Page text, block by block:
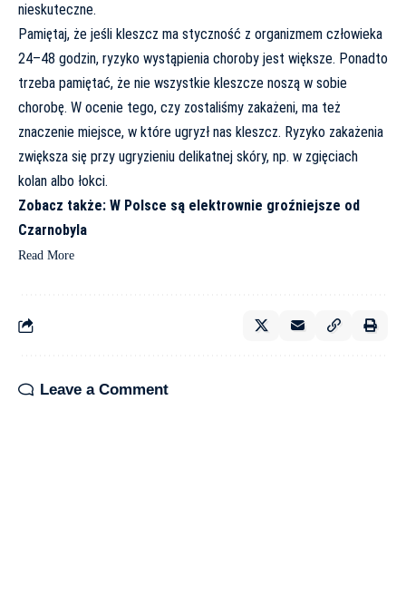
nieskuteczne.
Pamiętaj, że jeśli kleszcz ma styczność z organizmem człowieka
24–48 godzin, ryzyko wystąpienia choroby jest większe. Ponadto
trzeba pamiętać, że nie wszystkie kleszcze noszą w sobie
chorobę. W ocenie tego, czy zostaliśmy zakażeni, ma też
znaczenie miejsce, w które ugryzł nas kleszcz. Ryzyko zakażenia
zwiększa się przy ugryzieniu delikatnej skóry, np. w zgięciach
kolan albo łokci.
Zobacz także: W Polsce są elektrownie groźniejsze od
Czarnobyla
Read More
Leave a Comment